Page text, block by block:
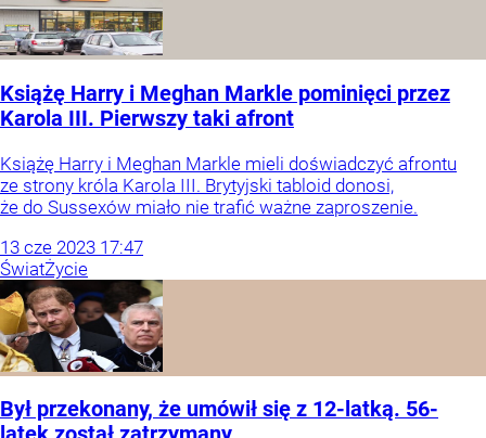
Książę Harry i Meghan Markle pominięci przez
Karola III. Pierwszy taki afront
Książę Harry i Meghan Markle mieli doświadczyć afrontu
ze strony króla Karola III. Brytyjski tabloid donosi,
że do Sussexów miało nie trafić ważne zaproszenie.
13 cze 2023 17:47
ŚwiatŻycie
Był przekonany, że umówił się z 12-latką. 56-